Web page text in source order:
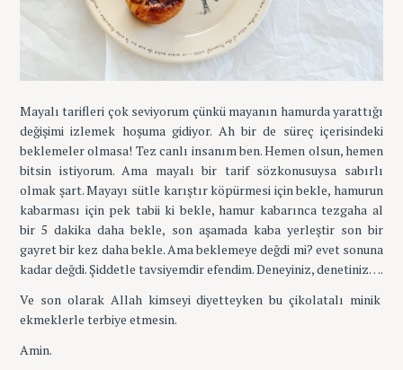
Mayalı tarifleri çok seviyorum çünkü mayanın hamurda yarattığı
değişimi izlemek hoşuma gidiyor. Ah bir de süreç içerisindeki
beklemeler olmasa! Tez canlı insanım ben. Hemen olsun, hemen
bitsin istiyorum. Ama mayalı bir tarif sözkonusuysa sabırlı
olmak şart. Mayayı sütle karıştır köpürmesi için bekle, hamurun
kabarması için pek tabii ki bekle, hamur kabarınca tezgaha al
bir 5 dakika daha bekle, son aşamada kaba yerleştir son bir
gayret bir kez daha bekle. Ama beklemeye değdi mi? evet sonuna
kadar değdi. Şiddetle tavsiyemdir efendim. Deneyiniz, denetiniz….
Ve son olarak Allah kimseyi diyetteyken bu çikolatalı minik
ekmeklerle terbiye etmesin.
Amin.